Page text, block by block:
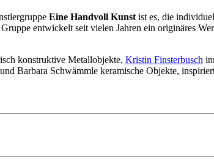
Eine Handvoll Kunst ist es, die
entwickelt seit vielen Jahren ein originäres
konstruktive Metallobjekte, Kristin Finsterbusch
Barbara Schwämmle keramische Objekte,